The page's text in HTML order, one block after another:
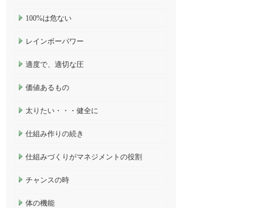
100%は危ない
レインボーパワー
適度で、適切な圧
価値あるもの
太りたい・・・健全に
仕組み作りの続き
仕組みづくりがマネジメントの役割
チャンスの時
体の機能